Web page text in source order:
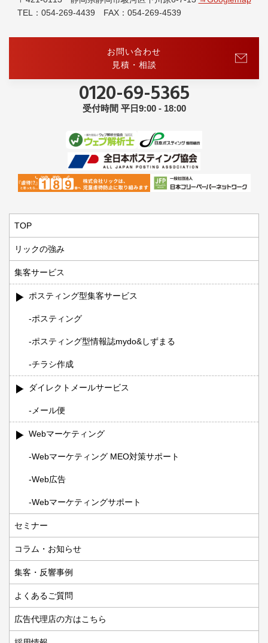
TEL：054-269-4439 FAX：054-269-4539
お問い合わせ
見積・相談
0120-69-5365
受付時間 平日9:00 - 18:00
TOP
リックの強み
集客サービス
ポスティング型集客サービス
ポスティング
ポスティング型情報誌mydo&しずまる
チラシ作成
ダイレクトメールサービス
メール便
Webマーケティング
Webマーケティング MEO対策サポート
Web広告
Webマーケティングサポート
セミナー
コラム・お知らせ
集客・反響事例
よくあるご質問
広告代理店の方はこちら